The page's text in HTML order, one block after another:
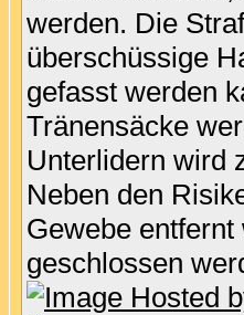
werden. Die
überschüssige
gefasst werden
Tränensäcke
Unterlidern wird
Neben den
Gewebe
geschlossen